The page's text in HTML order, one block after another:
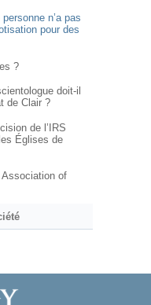
n’a pas
pour des
?
doit-il
de Clair ?
de l’IRS
Églises de
Association of